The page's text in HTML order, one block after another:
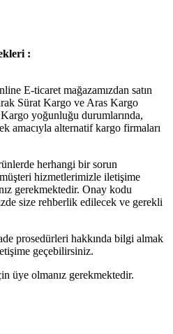
:
E-ticaret mağazamızdan satın
Sürat Kargo ve Aras Kargo
yoğunluğu durumlarında,
amacıyla alternatif kargo firmaları
herhangi bir sorun
hizmetlerimizle iletişime
gerekmektedir. Onay kodu
size rehberlik edilecek ve gerekli
prosedürleri hakkında bilgi almak
geçebilirsiniz.
üye olmanız gerekmektedir.